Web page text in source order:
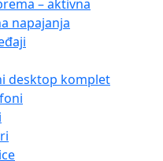
– aktivna
napajanja
desktop komplet